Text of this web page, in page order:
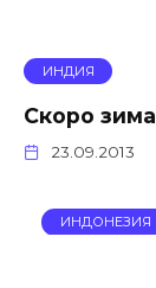
ИНДИЯ
Скоро
23.09.2013
ИНДОНЕЗИЯ